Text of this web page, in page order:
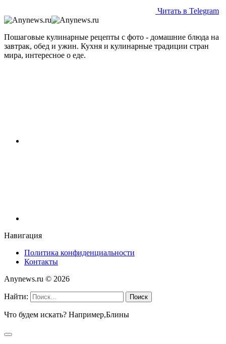
Читать в Telegram
Пошаговые кулинарные рецепты с фото - домашние блюда на
завтрак, обед и ужин. Кухня и кулинарные традиции стран
мира, интересное о еде.
Навигация
Политика конфиденциальности
Контакты
Anynews.ru © 2026
Найти:
Что будем искать? Например,Блины